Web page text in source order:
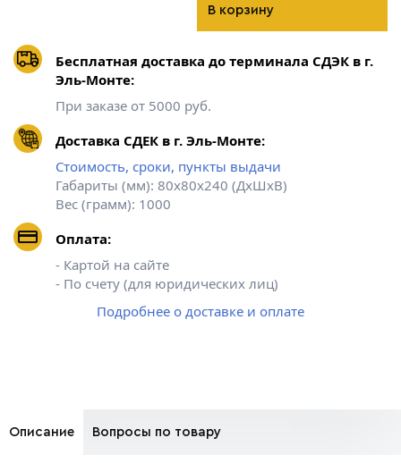
В корзину
Бесплатная доставка до терминала СДЭК в г.
Эль-Монте:
При заказе от 5000 руб.
Доставка СДЕК в г. Эль-Монте:
Стоимость, сроки, пункты выдачи
Габариты (мм): 80х80х240 (ДхШхВ)
Вес (грамм): 1000
Оплата:
- Картой на сайте
- По счету (для юридических лиц)
Подробнее о доставке и оплате
Описание Вопросы по товару